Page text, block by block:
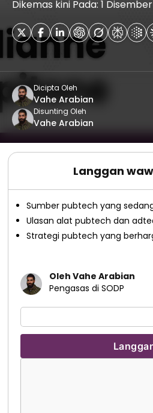
Dikemas kini Pada: 1
Dicipta Oleh
Vahe Arabian
Disunting Oleh
Vahe Arabian
Langgan
Sumber pubtech yang
Ulasan alat pubtech dan
Strategi pubtech yang
Oleh Vahe Arabian
Pengasas di SODP